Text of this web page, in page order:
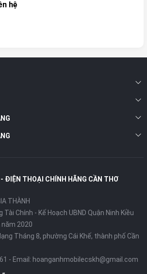
hệ
- ĐIỆN THOẠI CHÍNH HÃNG CẦN THƠ
THÀNH
Chính - Kế Hoạch UBND Quận Ninh Kiều
2020
Tháng 8, phường Cái Khế, thành phố Cần
- Email: hoanganhmobilecskh@gmail.com